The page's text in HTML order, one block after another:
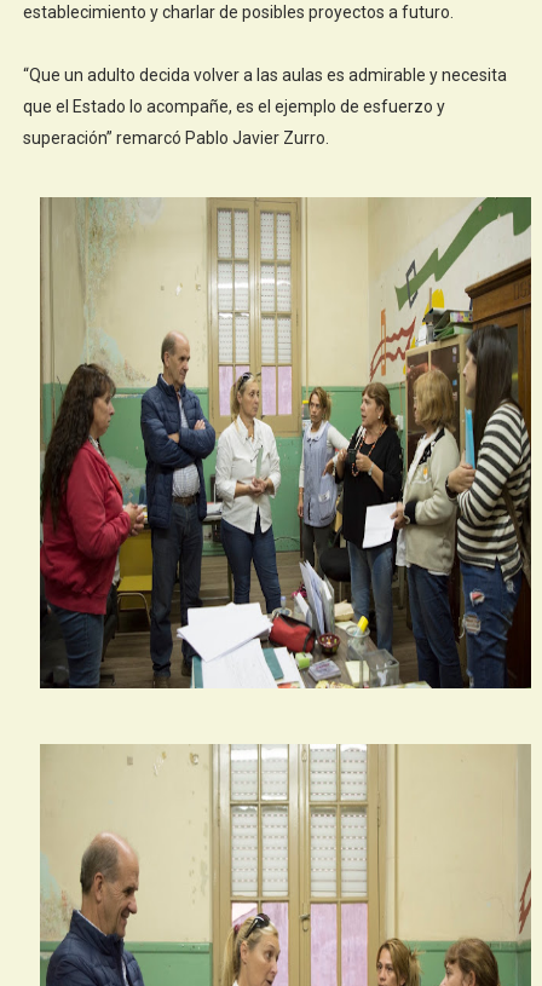
establecimiento y charlar de posibles proyectos a futuro.
“Que un adulto decida volver a las aulas es admirable y necesita
que el Estado lo acompañe, es el ejemplo de esfuerzo y
superación” remarcó Pablo Javier Zurro.